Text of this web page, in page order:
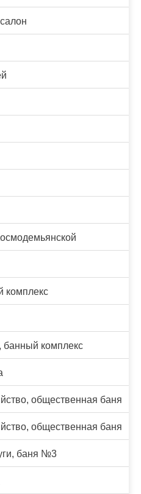
комплекс
банный комплекс
общественная баня
общественная баня
баня №3